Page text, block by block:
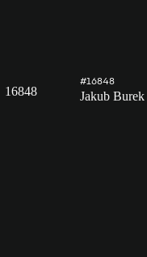
16848
#16848
Jakub Burek